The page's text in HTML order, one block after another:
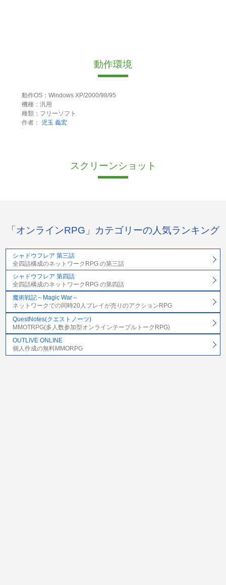
動作環境
動作OS：Windows XP/2000/98/95
機種：汎用
種類：フリーソフト
作者：
児玉 義宏
スクリーンショット
「オンラインRPG」カテゴリーの人気ランキング
シャドウフレア 第三話
全四話構成のネットワークRPG の第三話
シャドウフレア 第四話
全四話構成のネットワークRPG の第四話
魔術戦記～Magic War～
ネットワークでの同時20人プレイが売りのアクションRPG
QuestNotes(クエストノーツ)
MMOTRPG(多人数参加型オンラインテーブルトークRPG)
OUTLIVE ONLINE
個人作成の無料MMORPG